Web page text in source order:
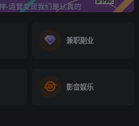
兼职副业
影音娱乐